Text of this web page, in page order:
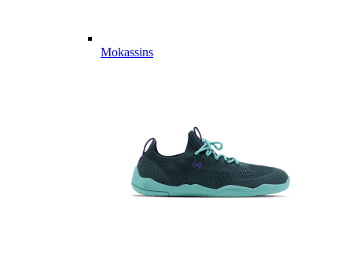
Mokassins